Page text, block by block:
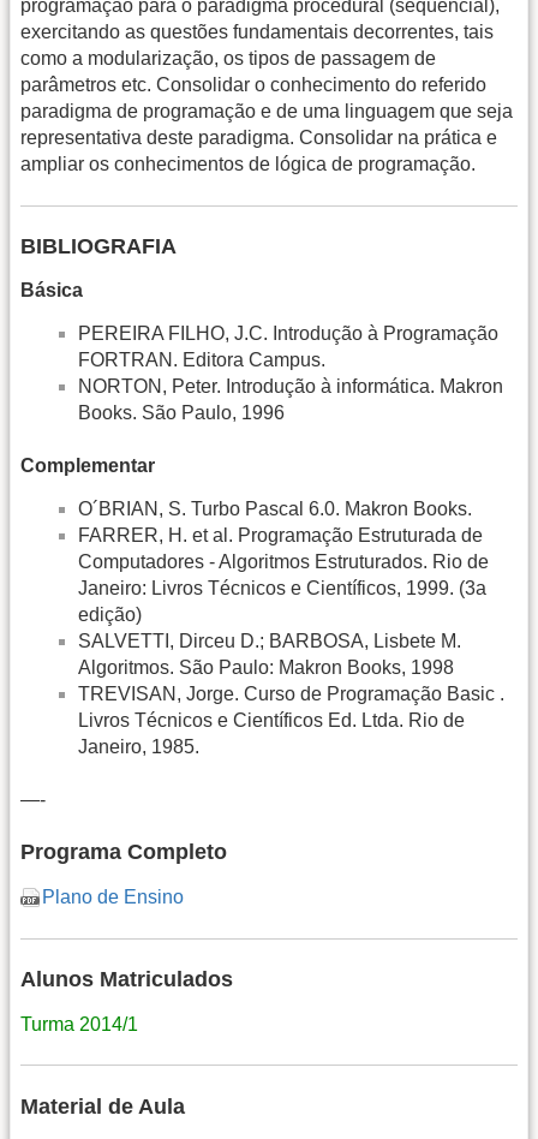
programação para o paradigma procedural (seqüencial),
exercitando as questões fundamentais decorrentes, tais
como a modularização, os tipos de passagem de
parâmetros etc. Consolidar o conhecimento do referido
paradigma de programação e de uma linguagem que seja
representativa deste paradigma. Consolidar na prática e
ampliar os conhecimentos de lógica de programação.
BIBLIOGRAFIA
Básica
PEREIRA FILHO, J.C. Introdução à Programação
FORTRAN. Editora Campus.
NORTON, Peter. Introdução à informática. Makron
Books. São Paulo, 1996
Complementar
O´BRIAN, S. Turbo Pascal 6.0. Makron Books.
FARRER, H. et al. Programação Estruturada de
Computadores - Algoritmos Estruturados. Rio de
Janeiro: Livros Técnicos e Científicos, 1999. (3a
edição)
SALVETTI, Dirceu D.; BARBOSA, Lisbete M.
Algoritmos. São Paulo: Makron Books, 1998
TREVISAN, Jorge. Curso de Programação Basic .
Livros Técnicos e Científicos Ed. Ltda. Rio de
Janeiro, 1985.
—-
Programa Completo
Plano de Ensino
Alunos Matriculados
Turma 2014/1
Material de Aula